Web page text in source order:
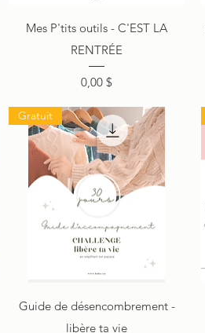
Aperçu rapide
Mes P'tits outils - C'EST LA
RENTRÉE
Prix
0,00 $
Aperçu rapide
Gratuit
Guide de désencombrement -
libère ta vie